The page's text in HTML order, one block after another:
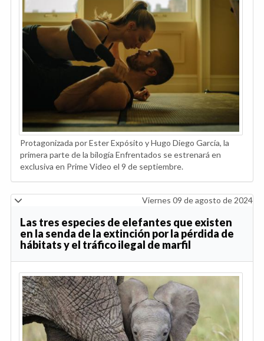
Protagonizada por Ester Expósito y Hugo Diego García, la
primera parte de la bilogía Enfrentados se estrenará en
exclusiva en Prime Video el 9 de septiembre.
Viernes 09 de agosto de 2024
Las tres especies de elefantes que existen
en la senda de la extinción por la pérdida de
hábitats y el tráfico ilegal de marfil